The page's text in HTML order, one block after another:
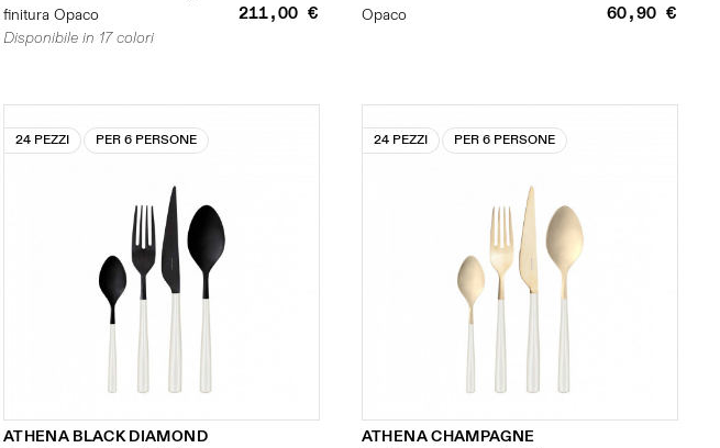
finitura Opaco
211,00 €
Disponibile in 17 colori
Opaco
60,90 €
24 PEZZI PER 6 PERSONE
ATHENA BLACK DIAMOND
24 PEZZI PER 6 PERSONE
ATHENA CHAMPAGNE